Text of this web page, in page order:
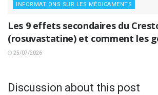
INFORMATIONS SUR LES MÉDICAMENTS
Les 9 effets secondaires du
(rosuvastatine) et comment les
25/07/2026
Discussion about this post